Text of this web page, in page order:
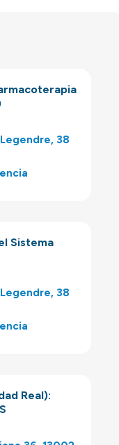
38
Sistema
38
Real):